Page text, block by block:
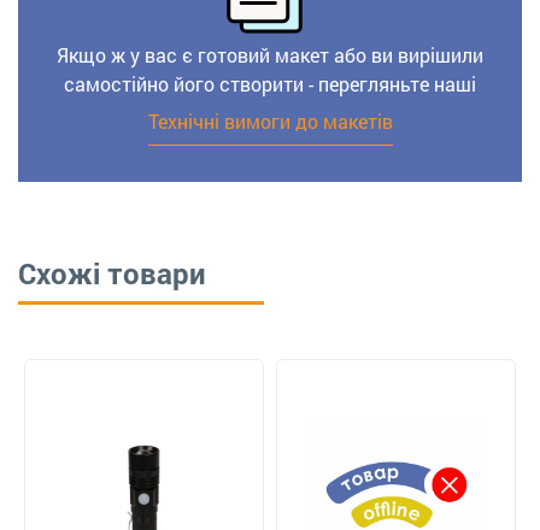
Якщо ж у вас є готовий макет або ви вирішили
самостійно його створити - перегляньте наші
Технічні вимоги до макетів
Схожі товари